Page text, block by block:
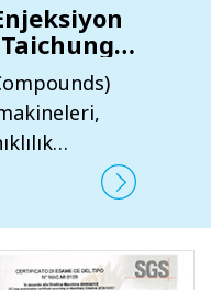
edilmiş
yapılan